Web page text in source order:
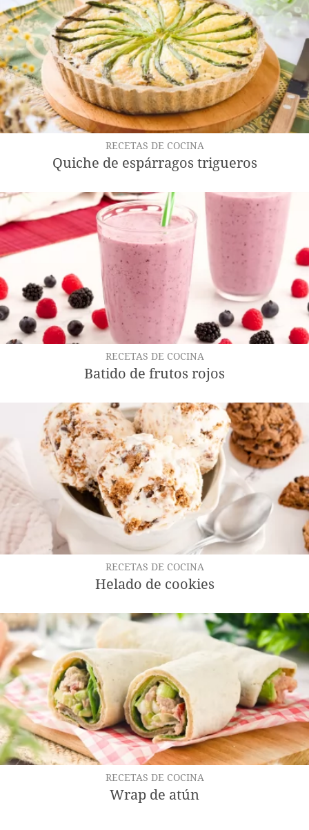
RECETAS DE COCINA
Quiche de espárragos trigueros
RECETAS DE COCINA
Batido de frutos rojos
RECETAS DE COCINA
Helado de cookies
RECETAS DE COCINA
Wrap de atún